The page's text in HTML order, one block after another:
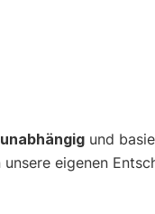
unabhängig und
eigenen